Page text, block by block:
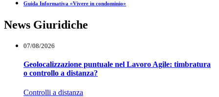
Guida Informativa «Vivere in condominio»
News Giuridiche
07/08/2026
Geolocalizzazione puntuale nel Lavoro Agile: timbratura
o controllo a distanza?
Controlli a distanza